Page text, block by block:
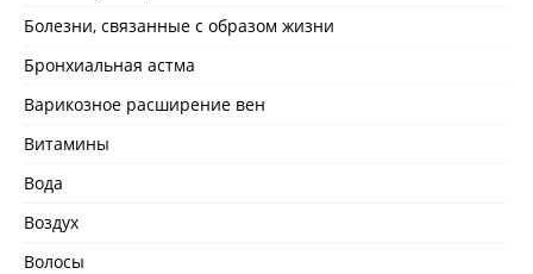
Болезни, связанные с образом жизни
Бронхиальная астма
Варикозное расширение вен
Витамины
Вода
Воздух
Волосы